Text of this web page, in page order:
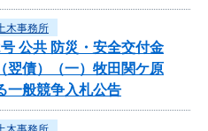
木事務所
公共 防災・安全交付金
翌債）（一）牧田関ケ原
般競争入札公告